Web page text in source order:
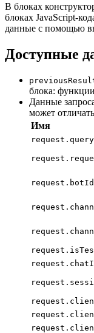
В блоках
блоках JavaScript-
данные с помощью
Доступные
блока:
Данные
может
Имя
request.query
request.botId